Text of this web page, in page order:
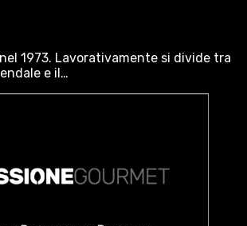
1973. Lavorativamente si divide tra
e il…